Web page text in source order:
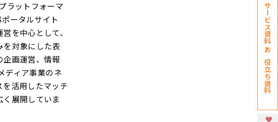
ラットフォーマ
ータルサイト
を中心として、
を対象にした表
企画運営、情報
ディア事業のネ
を活用したマッチ
展開していま
サービス資料・
お役立ち資料